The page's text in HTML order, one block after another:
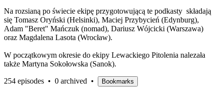
Na rozsianą po świecie ekipę przygotowującą te podkasty składają
się Tomasz Oryński (Helsinki), Maciej Przybycień (Edynburg),
Adam "Beret" Mańczuk (nomad), Dariusz Wójcicki (Warszawa)
oraz Magdalena Lasota (Wrocław).
W początkowym okresie do ekipy Lewackiego Pitolenia nalezała
także Martyna Sokołowska (Sanok).
254 episodes • 0 archived • Bookmarks